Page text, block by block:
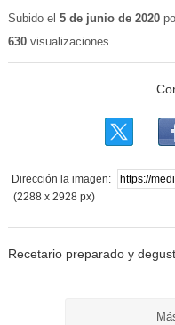
Subido el 5 de junio de 2020
630visualizaciones
Dirección la imagen:
(2288 x 2928 px)
Recetario preparado y